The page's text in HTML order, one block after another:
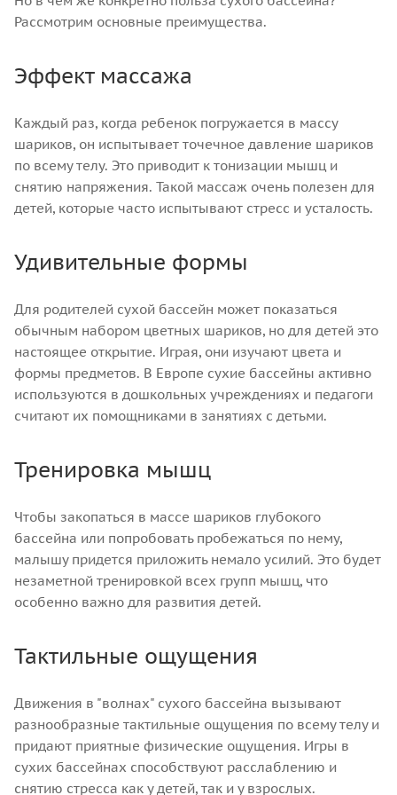
Рассмотрим основные преимущества.
Эффект массажа
Каждый раз, когда ребенок погружается в массу
шариков, он испытывает точечное давление шариков
по всему телу. Это приводит к тонизации мышц и
снятию напряжения. Такой массаж очень полезен для
детей, которые часто испытывают стресс и усталость.
Удивительные формы
Для родителей сухой бассейн может показаться
обычным набором цветных шариков, но для детей это
настоящее открытие. Играя, они изучают цвета и
формы предметов. В Европе сухие бассейны активно
используются в дошкольных учреждениях и педагоги
считают их помощниками в занятиях с детьми.
Тренировка мышц
Чтобы закопаться в массе шариков глубокого
бассейна или попробовать пробежаться по нему,
малышу придется приложить немало усилий. Это будет
незаметной тренировкой всех групп мышц, что
особенно важно для развития детей.
Тактильные ощущения
Движения в "волнах" сухого бассейна вызывают
разнообразные тактильные ощущения по всему телу и
придают приятные физические ощущения. Игры в
сухих бассейнах способствуют расслаблению и
снятию стресса как у детей, так и у взрослых.